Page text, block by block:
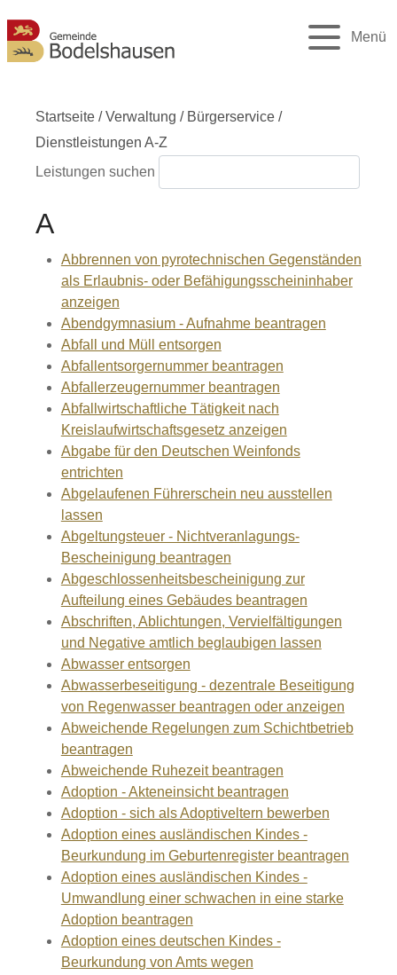
Menü
Startseite /Verwaltung / Bürgerservice /
Dienstleistungen A-Z
Leistungen suchen
A
Abbrennen von pyrotechnischen Gegenständen
als Erlaubnis- oder Befähigungsscheininhaber
anzeigen
Abendgymnasium - Aufnahme beantragen
Abfall und Müll entsorgen
Abfallentsorgernummer beantragen
Abfallerzeugernummer beantragen
Abfallwirtschaftliche Tätigkeit nach
Kreislaufwirtschaftsgesetz anzeigen
Abgabe für den Deutschen Weinfonds
entrichten
Abgelaufenen Führerschein neu ausstellen
lassen
Abgeltungsteuer - Nichtveranlagungs-
Bescheinigung beantragen
Abgeschlossenheitsbescheinigung zur
Aufteilung eines Gebäudes beantragen
Abschriften, Ablichtungen, Vervielfältigungen
und Negative amtlich beglaubigen lassen
Abwasser entsorgen
Abwasserbeseitigung - dezentrale Beseitigung
von Regenwasser beantragen oder anzeigen
Abweichende Regelungen zum Schichtbetrieb
beantragen
Abweichende Ruhezeit beantragen
Adoption - Akteneinsicht beantragen
Adoption - sich als Adoptiveltern bewerben
Adoption eines ausländischen Kindes -
Beurkundung im Geburtenregister beantragen
Adoption eines ausländischen Kindes -
Umwandlung einer schwachen in eine starke
Adoption beantragen
Adoption eines deutschen Kindes -
Beurkundung von Amts wegen